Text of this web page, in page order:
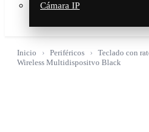
Cámara IP
Inicio Periféricos Teclado con
Wireless Multidispositvo Black